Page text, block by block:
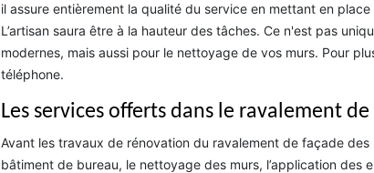
il assure entièrement la qualité du service en mettant en
L’artisan saura être à la hauteur des tâches. Ce n'est pas
modernes, mais aussi pour le nettoyage de vos murs. Pour
téléphone.
Les services offerts dans le ravalement
Avant les travaux de rénovation du ravalement de façade des
bâtiment de bureau, le nettoyage des murs, l’application des